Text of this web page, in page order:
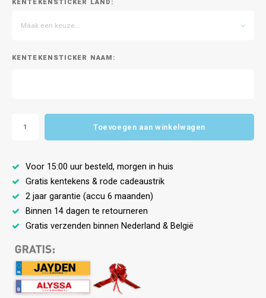
KENTEKENSTICKER LAND:
Maak een keuze...
KENTEKENSTICKER NAAM:
Toevoegen aan winkelwagen
Voor 15:00 uur besteld, morgen in huis
Gratis kentekens & rode cadeaustrik
2 jaar garantie (accu 6 maanden)
Binnen 14 dagen te retourneren
Gratis verzenden binnen Nederland & België